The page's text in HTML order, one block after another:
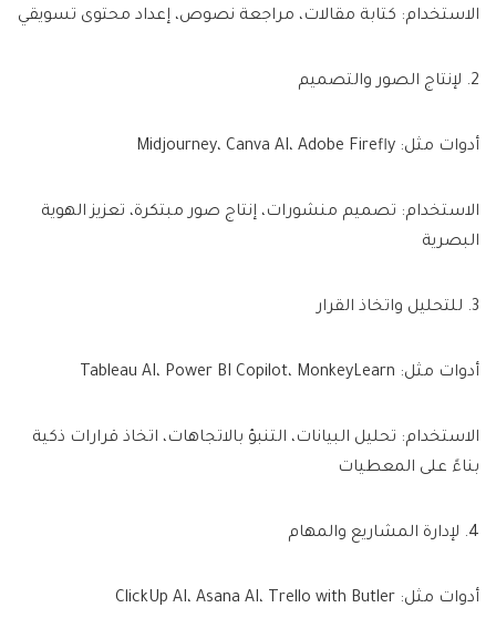
الاستخدام: كتابة مقالات، مراجعة نصوص، إعداد محتوى تسويقي
2. لإنتاج الصور والتصميم
أدوات مثل: Midjourney، Canva AI، Adobe Firefly
الاستخدام: تصميم منشورات، إنتاج صور مبتكرة، تعزيز الهوية
البصرية
3. للتحليل واتخاذ القرار
أدوات مثل: Tableau AI، Power BI Copilot، MonkeyLearn
الاستخدام: تحليل البيانات، التنبؤ بالاتجاهات، اتخاذ قرارات ذكية
بناءً على المعطيات
4. لإدارة المشاريع والمهام
أدوات مثل: ClickUp AI، Asana AI، Trello with Butler